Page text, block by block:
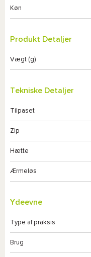
Køn
Produkt Detaljer
Vægt (g)
Tekniske Detaljer
Tilpaset
Zip
Hætte
Ærmeløs
Ydeevne
Type af praksis
Brug